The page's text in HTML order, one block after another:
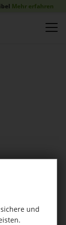
Mehr erfahren
und